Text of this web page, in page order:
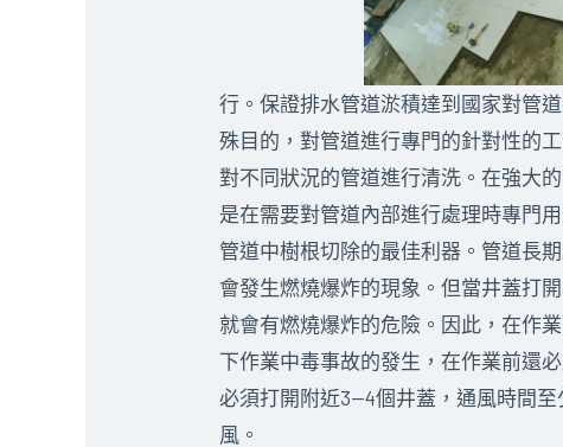
行。保證排水管道淤積達到國家對管
殊目的，對管道進行專門的針對性的
對不同狀況的管道進行清洗。在強大
是在需要對管道內部進行處理時專門
管道中樹根切除的最佳利器。管道長
會發生燃燒爆炸的現象。但當井蓋打
就會有燃燒爆炸的危險。因此，在作
下作業中毒事故的發生，在作業前還
必須打開附近3—4個井蓋，通風時間
風。